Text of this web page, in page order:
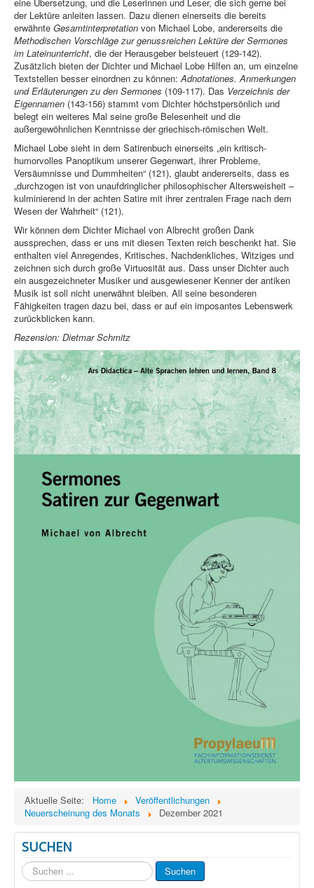
eine Übersetzung, und die Leserinnen und Leser, die sich gerne bei
der Lektüre anleiten lassen. Dazu dienen einerseits die bereits
erwähnte Gesamtinterpretation von Michael Lobe, andererseits die
Methodischen Vorschläge zur genussreichen Lektüre der Sermones
im Lateinunterricht, die der Herausgeber beisteuert (129-142).
Zusätzlich bieten der Dichter und Michael Lobe Hilfen an, um einzelne
Textstellen besser einordnen zu können:Adnotationes. Anmerkungen
und Erläuterungen zu den Sermones (109-117). Das Verzeichnis der
Eigennamen (143-156) stammt vom Dichter höchstpersönlich und
belegt ein weiteres Mal seine große Belesenheit und die
außergewöhnlichen Kenntnisse der griechisch-römischen Welt.
Michael Lobe sieht in dem Satirenbuch einerseits „ein kritisch-
humorvolles Panoptikum unserer Gegenwart, ihrer Probleme,
Versäumnisse und Dummheiten“ (121), glaubt andererseits, dass es
„durchzogen ist von unaufdringlicher philosophischer Altersweisheit –
kulminierend in der achten Satire mit ihrer zentralen Frage nach dem
Wesen der Wahrheit“ (121).
Wir können dem Dichter Michael von Albrecht großen Dank
aussprechen, dass er uns mit diesen Texten reich beschenkt hat. Sie
enthalten viel Anregendes, Kritisches, Nachdenkliches, Witziges und
zeichnen sich durch große Virtuosität aus. Dass unser Dichter auch
ein ausgezeichneter Musiker und ausgewiesener Kenner der antiken
Musik ist soll nicht unerwähnt bleiben. All seine besonderen
Fähigkeiten tragen dazu bei, dass er auf ein imposantes Lebenswerk
zurückblicken kann.
Rezension: Dietmar Schmitz
Aktuelle Seite: Home
Veröffentlichungen
Neuerscheinung des Monats
Dezember 2021
SUCHEN
Suchen
...
Suchen